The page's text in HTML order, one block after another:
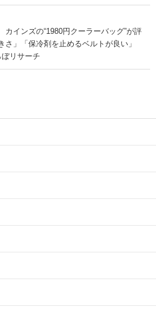
インズの“1980円クーラーバッグ”が評
」「保冷剤を止めるベルトが良い」
ぼリサーチ